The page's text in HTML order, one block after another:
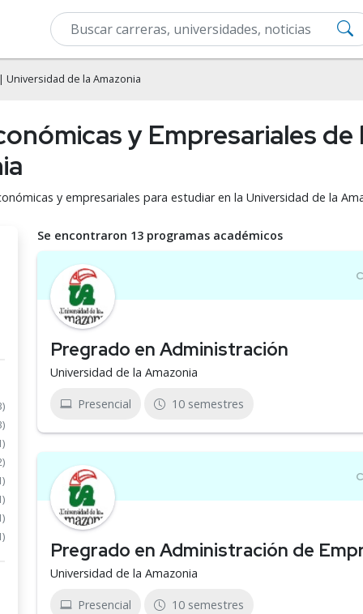
| Universidad de la Amazonia
y Empresariales
y empresariales para estudiar en la Universidad de la
Se encontraron 13 programas académicos
Pregrado en Administración
Universidad de la Amazonia
Presencial 10 semestres
Pregrado en Administración de
Universidad de la Amazonia
Presencial 10 semestres